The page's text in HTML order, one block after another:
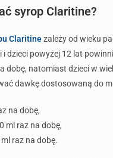
syrop Claritine?
Claritinezależy od wieku
i dzieci powyżej 12 lat
dobę, natomiast dzieci w
dawkę dostosowaną do
na dobę,
ml raz na dobę,
raz na dobę.